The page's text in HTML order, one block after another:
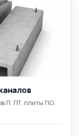
П, ПТ, плиты ПО,